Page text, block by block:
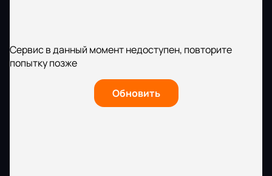
Сервис в данный момент недоступен, повторите
попытку позже
Обновить